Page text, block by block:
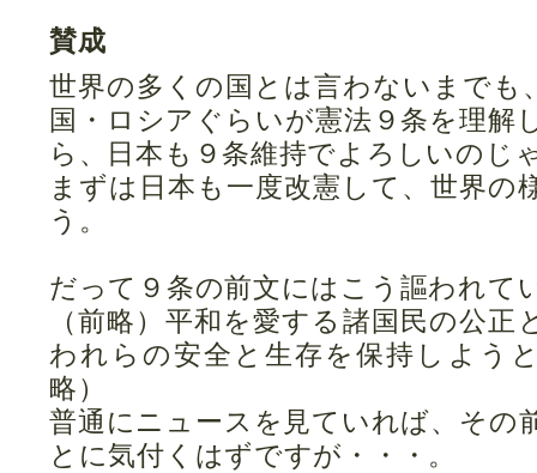
賛成
世界の多くの国とは言わないまでも
国・ロシアぐらいが憲法９条を理解
ら、日本も９条維持でよろしいのじ
まずは日本も一度改憲して、世界の
う。
だって９条の前文にはこう謳われて
（前略）平和を愛する諸国民の公正
われらの安全と生存を保持しよう
略）
普通にニュースを見ていれば、その
とに気付くはずですが・・・。